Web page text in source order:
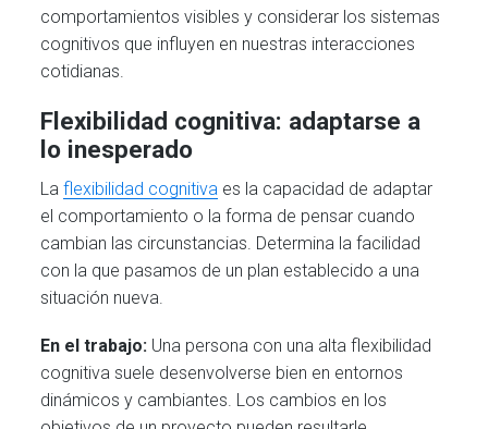
comportamientos visibles y considerar los sistemas
cognitivos que influyen en nuestras interacciones
cotidianas.
Flexibilidad cognitiva: adaptarse a
lo inesperado
Laflexibilidad cognitiva es la capacidad de adaptar
el comportamiento o la forma de pensar cuando
cambian las circunstancias. Determina la facilidad
con la que pasamos de un plan establecido a una
situación nueva.
En el trabajo: Una persona con una alta flexibilidad
cognitiva suele desenvolverse bien en entornos
dinámicos y cambiantes. Los cambios en los